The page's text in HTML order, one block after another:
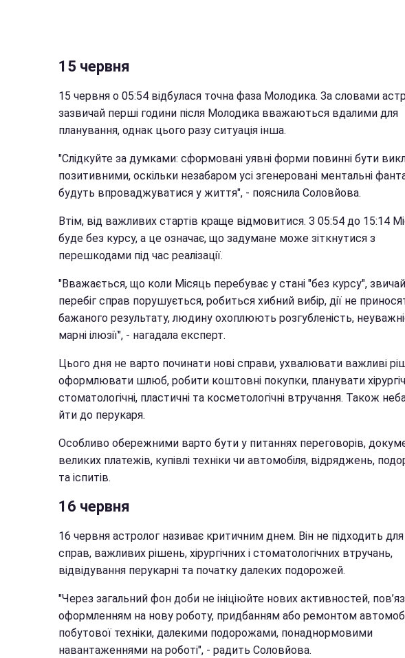
15 червня
15 червня о 05:54 відбулася точна фаза Молодика. За словами
зазвичай перші години після Молодика вважаються вдалими для
планування, однак цього разу ситуація інша.
"Слідкуйте за думками: сформовані уявні форми повинні бути
позитивними, оскільки незабаром усі згенеровані ментальні
будуть впроваджуватися у життя", - пояснила Соловйова.
Втім, від важливих стартів краще відмовитися. З 05:54 до 15:14
буде без курсу, а це означає, що задумане може зіткнутися з
перешкодами під час реалізації.
"Вважається, що коли Місяць перебуває у стані "без курсу",
перебіг справ порушується, робиться хибний вибір, дії не
бажаного результату, людину охоплюють розгубленість,
марні ілюзії", - нагадала експерт.
Цього дня не варто починати нові справи, ухвалювати важливі
оформлювати шлюб, робити коштовні покупки, планувати
стоматологічні, пластичні та косметологічні втручання. Також
йти до перукаря.
Особливо обережними варто бути у питаннях переговорів,
великих платежів, купівлі техніки чи автомобіля, відряджень,
та іспитів.
16 червня
16 червня астролог називає критичним днем. Він не підходить
справ, важливих рішень, хірургічних і стоматологічних втручань,
відвідування перукарні та початку далеких подорожей.
"Через загальний фон доби не ініціюйте нових активностей,
оформленням на нову роботу, придбанням або ремонтом
побутової техніки, далекими подорожами, понаднормовими
навантаженнями на роботі", - радить Соловйова.